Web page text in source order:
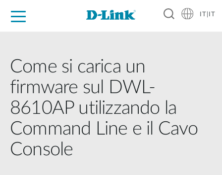
IT|IT
Come si carica un
firmware sul DWL-
8610AP utilizzando la
Command Line e il Cavo
Console